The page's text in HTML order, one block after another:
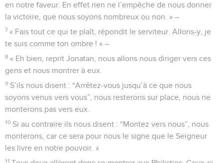
en notre faveur. En effet rien ne l’empêche de nous donner
la victoire, que nous soyons nombreux ou non. » –
7 « Fais tout ce qui te plaît, répondit le serviteur. Allons-y, je
te suis comme ton ombre ! » –
8 « Eh bien, reprit Jonatan, nous allons nous diriger vers ces
gens et nous montrer à eux.
9 S’ils nous disent : “Arrêtez-vous jusqu’à ce que nous
soyons venus vers vous”, nous resterons sur place, nous ne
monterons pas vers eux.
10 Si au contraire ils nous disent : “Montez vers nous”, nous
monterons, car ce sera pour nous le signe que le Seigneur
les livre en notre pouvoir. »
11